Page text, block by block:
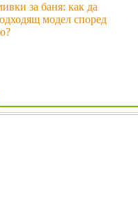
за баня: как да
модел според